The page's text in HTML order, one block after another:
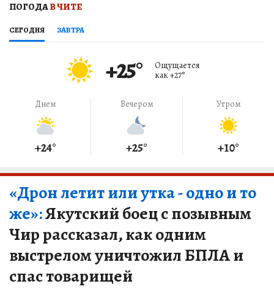
«Дрон летит или утка - одно и то
же»:Якутский боец с позывным
Чир рассказал, как одним
выстрелом уничтожил БПЛА и
спас товарищей
ПОГОДАВ ЧИТЕ
СЕГОДНЯ ЗАВТРА
+25°
Ощущается
как+27°
Днем
+24°
Вечером
+25°
Утром
+10°